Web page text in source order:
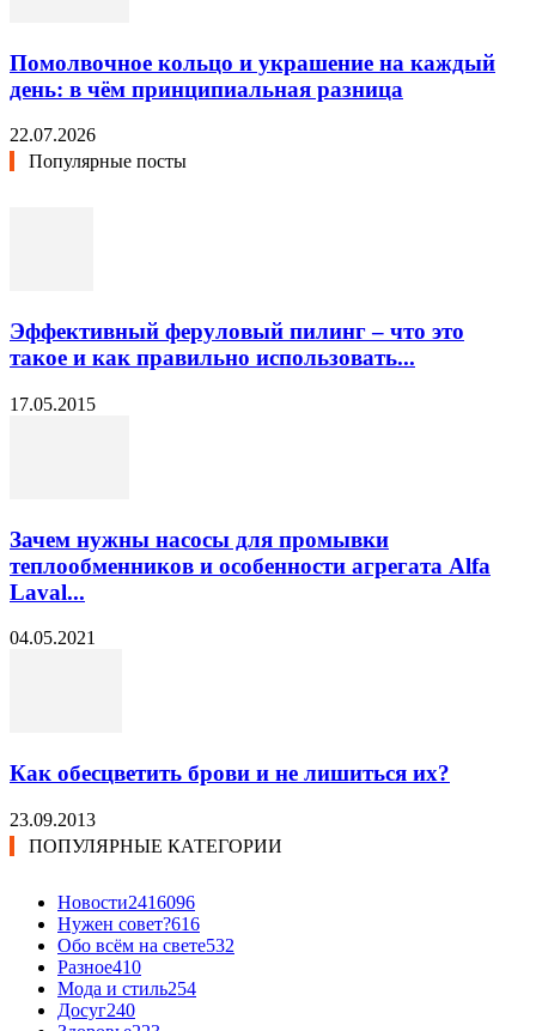
Помолвочное кольцо и украшение на каждый
день: в чём принципиальная разница
22.07.2026
Популярные посты
Эффективный феруловый пилинг – что это
такое и как правильно использовать...
17.05.2015
Зачем нужны насосы для промывки
теплообменников и особенности агрегата Alfa
Laval...
04.05.2021
Как обесцветить брови и не лишиться их?
23.09.2013
ПОПУЛЯРНЫЕ КАТЕГОРИИ
Новости2416096
Нужен совет?616
Обо всём на свете532
Разное410
Мода и стиль254
Досуг240